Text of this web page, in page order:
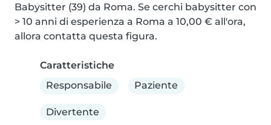
Babysitter (39) da Roma. Se cerchi babysitter con
> 10 anni di esperienza a Roma a 10,00 € all'ora,
allora contatta questa figura.
Caratteristiche
Responsabile
Paziente
Divertente